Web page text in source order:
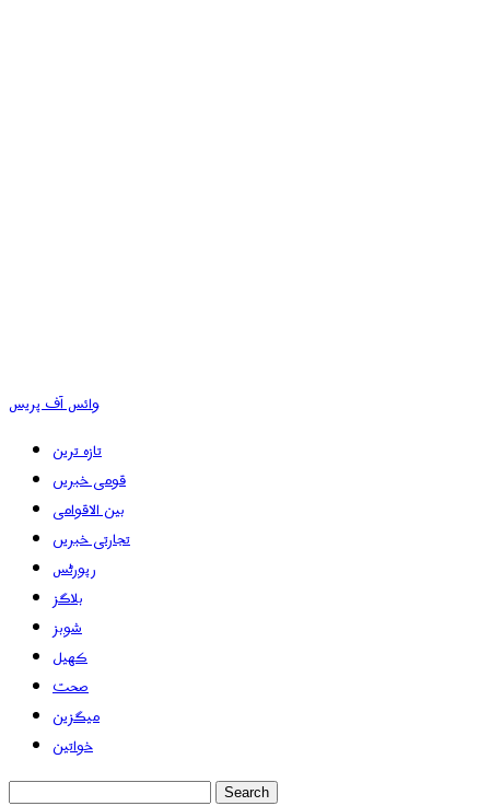
وائس آف پریس
تازہ ترین
قومی خبریں
بین الاقوامی
تجارتی خبریں
رپورٹس
بلاگز
شوبز
کھیل
صحت
میگزین
خواتین